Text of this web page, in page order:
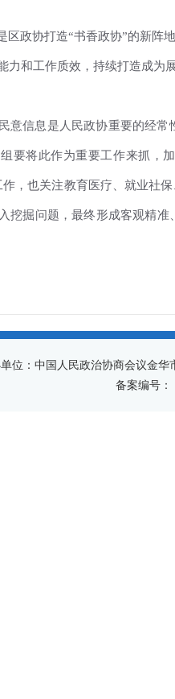
区政协打造“书香政协”的新
力和工作质效，持续打造成为
意信息是人民政协重要的经
要将此作为重要工作来抓，
，也关注教育医疗、就业社
挖掘问题，最终形成客观精
单位：中国人民政治协商会议金
备案编号：